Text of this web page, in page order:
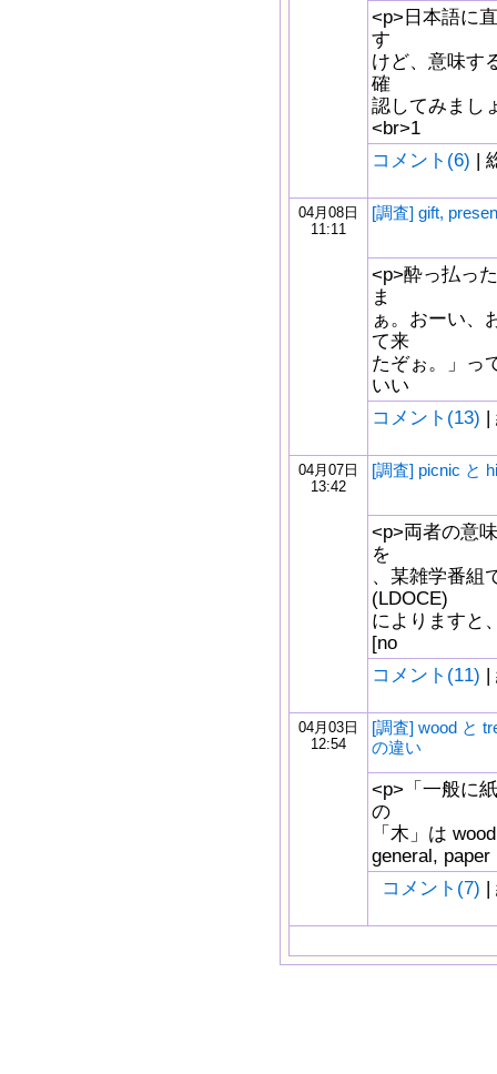
<p>日本語に
す
けど、意味す
確
認してみまし
<br>1
コメント(6) |
04月08日
11:11
[調査] gift,
<p>酔っ払っ
ま
ぁ。おーい、
て来
たぞぉ。」っ
いい
コメント(13) |
04月07日
13:42
[調査] picnic と
<p>両者の意
を
、某雑学番組
(LDOCE)
によりますと
[no
コメント(11) |
04月03日
12:54
[調査] wood と
の違い
<p>「一般に
の
「木」は
general,
コメント(7) |